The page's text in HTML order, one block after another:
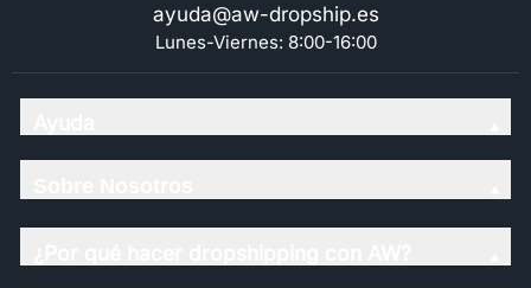
ayuda@aw-dropship.es
Lunes-Viernes: 8:00-16:00